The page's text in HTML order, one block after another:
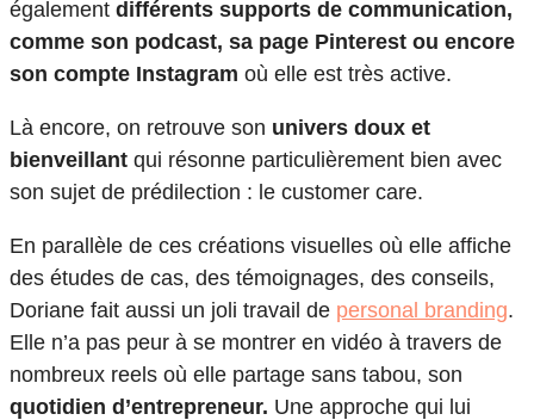
également différents supports de communication,
comme son podcast, sa page Pinterest ou encore
son compte Instagram où elle est très active.
Là encore, on retrouve son univers doux et
bienveillant qui résonne particulièrement bien avec
son sujet de prédilection : le customer care.
En parallèle de ces créations visuelles où elle affiche
des études de cas, des témoignages, des conseils,
Doriane fait aussi un joli travail de personal branding.
Elle n’a pas peur à se montrer en vidéo à travers de
nombreux reels où elle partage sans tabou, son
quotidien d’entrepreneur. Une approche qui lui